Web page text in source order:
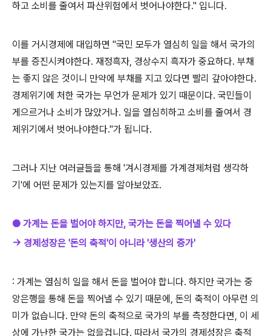
하고 소비를 줄여서 파산위험에서 벗어나야한다." 입니다.
이를 거시경제 에 대입하면 "국민 모두가 열심히 일을 해서 국가의
부를 증진시켜야한다. 재정흑자, 경상수지 흑자가 중요하다. 부채
는 좋지 않은 것이니 만약에 부채를 지고 있다면 빨리 갚아야한다.
경제위기에 처한 국가는 무언가 문제가 있기 때문이다. 국민들이
게으르거나 소비가 많았거나. 일을 열심히하고 소비를 줄여서 경
제위기에서 벗어나야한다."가 됩니다.
그러나 지난 여러글들을 통해 '겨시경제를 가계경제처럼 생각하
기'에 어떤 문제가 있는지를 알아보았죠.
● 가계는 돈을 벌어야 하지만, 국가는 돈을 찍어낼 수 있다
→ 경제성장은 '돈의 축적'이 아니라 '생산의 증가'
: 가계는 열심히 일을 해서 돈을 벌어야 합니다. 하지만 국가는 중
앙은행을 통해 돈을 찍어낼 수 있기 때문에, 돈의 축적이 아무런 의
미가 없습니다. 만약 돈의 축적으로 국가의 부를 측정한다면, 이 세
상에 가난한 국가는 없을겁니다. 따라서 국가의 경제성장은 축적